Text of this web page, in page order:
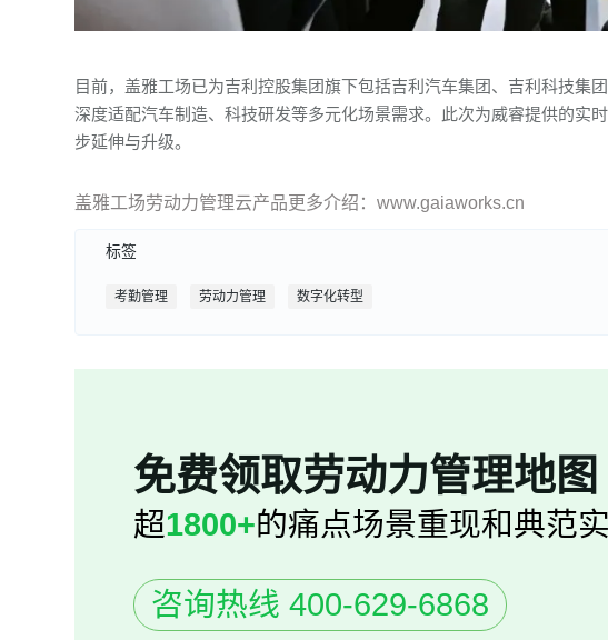
目前，盖雅工场已为吉利控股集团旗下包括吉利汽车集团、吉利科技集
深度适配汽车制造、科技研发等多元化场景需求。此次为威睿提供的实
步延伸与升级。
盖雅工场劳动力管理云产品更多介绍：www.gaiaworks.cn
标签
考勤管理 劳动力管理 数字化转型
免费领取劳动力管理地图
超1800+的痛点场景重现和典范
咨询热线 400-629-6868